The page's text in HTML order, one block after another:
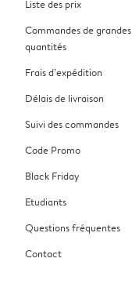
Liste des prix
Commandes de grandes
quantités
Frais d’expédition
Délais de livraison
Suivi des commandes
Code Promo
Black Friday
Etudiants
Questions fréquentes
Contact